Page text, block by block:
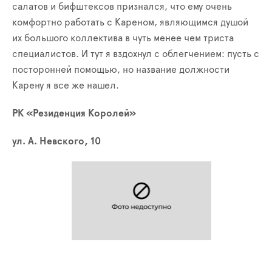
салатов и бифштексов признался, что ему очень
комфортно работать с Кареном, являющимся душой
их большого коллектива в чуть менее чем триста
специалистов. И тут я вздохнул с облегчением: пусть с
посторонней помощью, но название должности
Карену я все же нашел.
РК «Резиденция Королей»
ул. А. Невского, 10